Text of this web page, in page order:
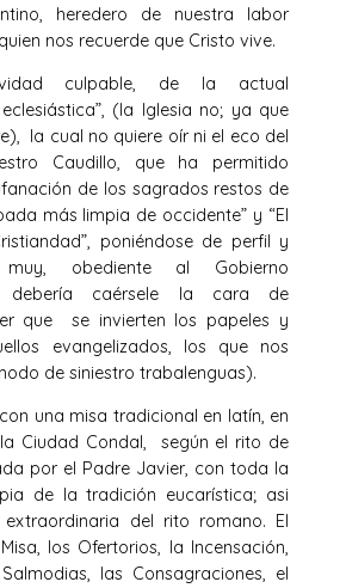
heredero de nuestra labor
nos recuerde que Cristo vive.
culpable, de la actual
(la Iglesia no; ya que
la cual no quiere oír ni el eco del
Caudillo, que ha permitido
de los sagrados restos de
más limpia de occidente” y “El
poniéndose de perfil y
obediente al Gobierno
debería caérsele la cara de
que se invierten los papeles y
evangelizados, los que nos
de siniestro trabalenguas).
una misa tradicional en latín, en
Ciudad Condal, según el rito de
por el Padre Javier, con toda la
de la tradición eucarística; asi
del rito romano. El
los Ofertorios, la Incensación,
las Consagraciones, el